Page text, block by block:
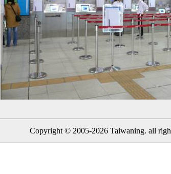
Copyright © 2005-2026 Taiwaning. all